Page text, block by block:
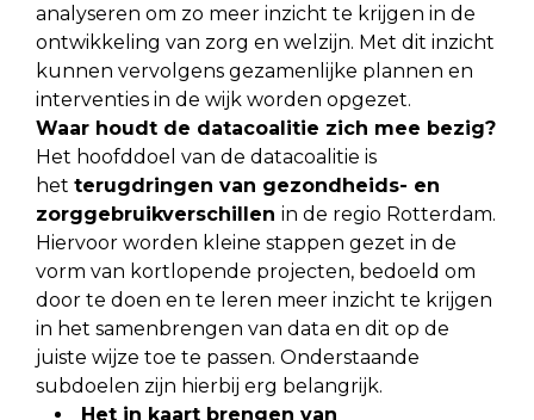
analyseren om zo meer inzicht te krijgen in de
ontwikkeling van zorg en welzijn. Met dit inzicht
kunnen vervolgens gezamenlijke plannen en
interventies in de wijk worden opgezet.
Waar houdt de datacoalitie zich mee bezig?
Het hoofddoel van de datacoalitie is
het terugdringen van gezondheids- en
zorggebruikverschillen in de regio Rotterdam.
Hiervoor worden kleine stappen gezet in de
vorm van kortlopende projecten, bedoeld om
door te doen en te leren meer inzicht te krijgen
in het samenbrengen van data en dit op de
juiste wijze toe te passen. Onderstaande
subdoelen zijn hierbij erg belangrijk.
Het in kaart brengen van